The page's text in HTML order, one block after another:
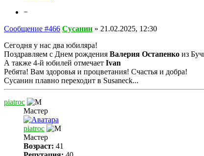
−
Сообщение #466 Сусанин » 21.02.2025, 12:30
Сегодня у нас два юбиляра!
Поздравляем с Днем рождения Валерия Остапенко из
А также 4-й юбилей отмечает Ivan
Ребята! Вам здоровья и процветания! Счастья и добра!
Сусанин плавно переходит в Susaneck...
piatroc
Мастер
piatroc
Мастер
Возраст: 41